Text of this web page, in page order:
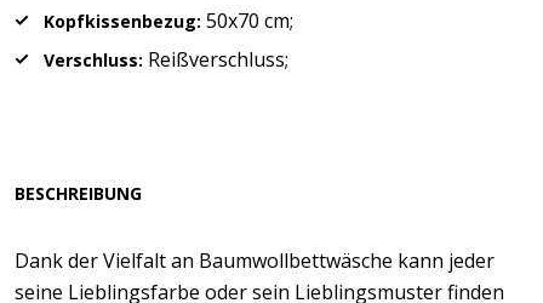
Kopfkissenbezug: 50x70 cm;
Verschluss: Reißverschluss;
BESCHREIBUNG
Dank der Vielfalt an Baumwollbettwäsche kann jeder
seine Lieblingsfarbe oder sein Lieblingsmuster finden